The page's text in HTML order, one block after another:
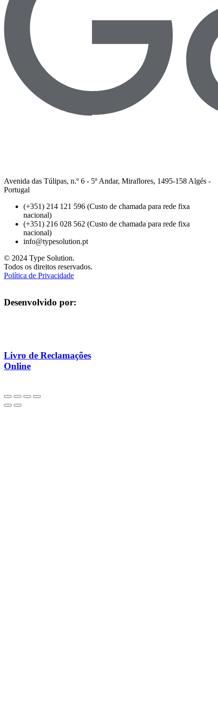
Avenida das Túlipas, n.º 6 - 5º Andar, Miraflores, 1495-158 Algés -
Portugal
(+351) 214 121 596 (Custo de chamada para rede fixa
nacional)
(+351) 216 028 562 (Custo de chamada para rede fixa
nacional)
info@typesolution.pt
© 2024 Type Solution.
Todos os direitos reservados.
Política de Privacidade
Desenvolvido por:
Livro de Reclamações
Online